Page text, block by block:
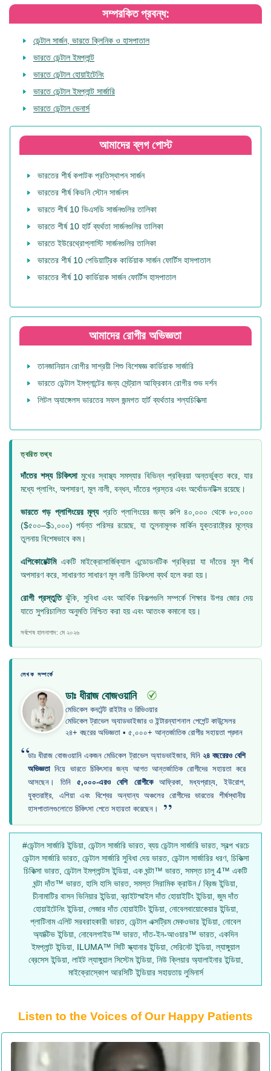
সম্পরকিত প্রবন্ধ:
ডেন্টাল সার্জন, ভারতে ক্লিনিক ও হাসপাতাল
ভারতে ডেন্টাল ইমপ্লান্ট
ভারতে ডেন্টাল হোয়াইটেনিং
ভারতে ডেন্টাল ইমপ্লান্ট সার্জারি
ভারতে ডেন্টাল ভেনার্স
আমাদের ব্লগ পোস্ট
ভারতের শীর্ষ কপাটক প্রতিস্থাপন সার্জন
ভারতের শীর্ষ কিডনি স্টোন সার্জনস
ভারতে শীর্ষ 10 ভিএসডি সার্জনগুলির তালিকা
ভারতে শীর্ষ 10 হার্ট ব্যর্থতা সার্জনগুলির তালিকা
ভারতে ইউরেথ্রোপ্লাস্টি সার্জনগুলির তালিকা
ভারতের শীর্ষ 10 পেডিয়াট্রিক কার্ডিয়াক সার্জন ফোর্টিস হাসপাতাল
ভারতের শীর্ষ 10 কার্ডিয়াক সার্জন ফোর্টিস হাসপাতাল
আমাদের রোগীর অভিজ্ঞতা
তানজানিয়ান রোগীর সাশ্রয়ী শিশু বিশেষজ্ঞ কার্ডিয়াক সার্জারি
ভারতে ডেন্টাল ইমপ্লান্টের জন্য সেন্ট্রাল আফ্রিকান রোগীর শুভ দর্শন
লিটল অ্যাঙ্গেলস ভারতের সফল জন্মগত হার্ট ব্যর্থতার শল্যচিকিত্সা
ত্বরিত তথ্য
দাঁতের শস্য চিকিৎসামুখের স্বাস্থ্য সমস্যার বিভিন্ন প্রক্রিয়া অন্তর্ভুক্ত করে, যার
মধ্যে প্লাগিং, অপসারণ, মূল নালী, বন্ধন, দাঁতের প্রস্তর এবং অর্থোডনটিক্স রয়েছে।
ভারতে গড় প্লাগিংয়ের মূল্যপ্রতি প্লাগিংয়ের জন্য রুপি ৪০,০০০ থেকে ৮০,০০০
($৫০০–$১,০০০) পর্যন্ত পরিসর রয়েছে, যা তুলনামূলক মার্কিন যুক্তরাষ্ট্রের মূল্যের
তুলনায় বিশেষভাবে কম।
এপিকোয়েক্টমিএকটি মাইক্রোসার্জিক্যাল এন্ডোডনটিক প্রক্রিয়া যা দাঁতের মূল শীর্ষ
অপসারণ করে, সাধারণত সাধারণ মূল নালী চিকিৎসা ব্যর্থ হলে করা হয়।
রোগী প্রস্তুতিঝুঁকি, সুবিধা এবং আর্থিক বিকল্পগুলি সম্পর্কে শিক্ষার উপর জোর দেয়
যাতে সুপরিচালিত অনুমতি নিশ্চিত করা হয় এবং আতংক কমানো হয়।
সর্বশেষ হালনাগাদ: মে ২০২৬
লেখক সম্পর্কে
ডাঃ ধীরাজ বোজওয়ানি
মেডিকেল কনটেন্ট রাইটার ও রিভিওয়ার
মেডিকেল ট্রাভেল অ্যাডভাইজার ও ইন্টারন্যাশনাল পেশেন্ট কাউন্সেলর
২৪+ বছরের অভিজ্ঞতা • ৫,০০০+ আন্তর্জাতিক রোগীর সহায়তা প্রদান
“ডাঃ ধীরাজ বোজওয়ানি একজন মেডিকেল ট্রাভেল অ্যাডভাইজার, যিনি ২৪ বছরেরও বেশি
অভিজ্ঞতা নিয়ে ভারতে চিকিৎসার জন্য আগত আন্তর্জাতিক রোগীদের সহায়তা করে
আসছেন। তিনি৫,০০০-এরও বেশি রোগীকেআফ্রিকা, মধ্যপ্রাচ্য, ইউরোপ,
যুক্তরাষ্ট্র, এশিয়া এবং বিশ্বের অন্যান্য অঞ্চলের রোগীদের ভারতের শীর্ষস্থানীয়
হাসপাতালগুলোতে চিকিৎসা পেতে সহায়তা করেছেন।
”
#ডেন্টাল সার্জারি ইন্ডিয়া, ডেন্টাল সার্জারি ভারত, ব্যয় ডেন্টাল সার্জারি ভারত, স্বল্প খরচে
ডেন্টাল সার্জারি ভারত, ডেন্টাল সার্জারি সুবিধা দেয় ভারত, ডেন্টাল সার্জারির ধরণ, চিকিত্সা
চিকিত্সা ভারত, ডেন্টাল ইমপ্লান্টস ইন্ডিয়া, এক ঘন্টা™ ভারত, সমস্ত চালু 4™ একটি
ঘন্টা দাঁত™ ভারত, হাসি হাসি ভারত, সমস্ত সিরামিক ক্রাউন / ব্রিজ ইন্ডিয়া,
চীনামাটির বাসন ভিনিয়ার ইন্ডিয়া, ব্রাইটস্মাইল দাঁত হোয়াইটিং ইন্ডিয়া, জুম দাঁত
হোয়াইটেনিং ইন্ডিয়া, লেজার দাঁত হোয়াইটিং ইন্ডিয়া, নোবেলবায়োকেয়ার ইন্ডিয়া,
প্লাটিনাম এলিট সরবরাহকারী ভারত, ডেন্টাল এক্সট্রিম মেকওভার ইন্ডিয়া, নোবেল
অ্যাক্টিভ ইন্ডিয়া, নোবেলগাইড™ ভারত, দাঁত-ইন-আওয়ার™ ভারত, একদিন
ইমপ্লান্ট ইন্ডিয়া, ILUMA™ সিটি স্ক্যানার ইন্ডিয়া, সেরিনেট ইন্ডিয়া, ল্যাঙ্গুয়াল
ব্রেসেস ইন্ডিয়া, লাইট ল্যাঙ্গুয়াল সিস্টেম ইন্ডিয়া, নিউ ক্লিয়ার অ্যালাইনার ইন্ডিয়া,
মাইক্রোস্কোপ আরসিটি ইন্ডিয়ার সহায়তায় লুমিনার্স
Listen to the Voices of Our Happy Patients